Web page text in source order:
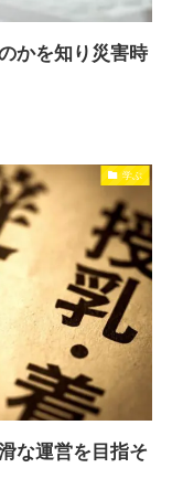
かを知り災害時
学ぶ
な運営を目指そ